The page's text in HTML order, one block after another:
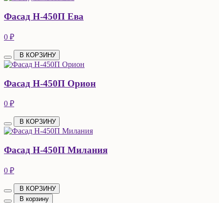
Фасад Н-450П Ева
0 ₽
В КОРЗИНУ
Фасад Н-450П Орион
0 ₽
В КОРЗИНУ
Фасад Н-450П Милания
0 ₽
В КОРЗИНУ
В корзину